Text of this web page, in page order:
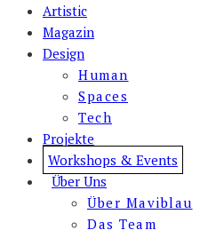
Artistic
Magazin
Design
Human
Spaces
Tech
Projekte
Workshops & Events
Über Uns
Über Maviblau
Das Team